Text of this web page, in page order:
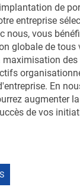
de
entreprise
nous, vous
globale de
maximisation
En
augmenter
de vos